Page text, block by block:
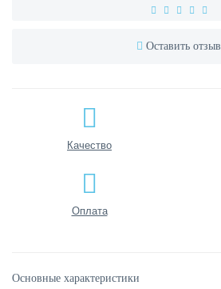
Оставить отзыв
Качество
Оплата
Основные характеристики